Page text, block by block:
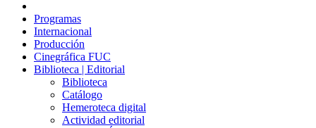
Programas
Internacional
Producción
Cinegráfica FUC
Biblioteca | Editorial
Biblioteca
Catálogo
Hemeroteca digital
Actividad editorial